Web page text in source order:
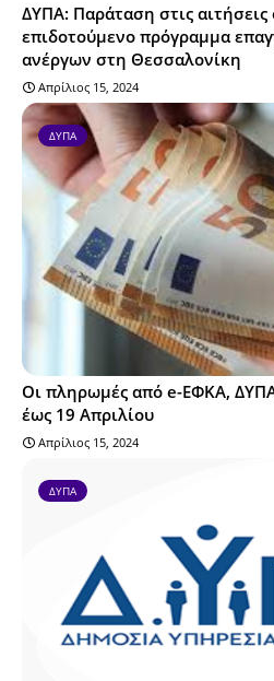
ΔΥΠΑ: Παράταση στις
επιδοτούμενο πρόγραμμα
ανέργων στη Θεσσαλονίκη
Απρίλιος 15, 2024
ΔΥΠΑ
Οι πληρωμές από e-ΕΦΚΑ,
έως 19 Απριλίου
Απρίλιος 15, 2024
ΔΥΠΑ